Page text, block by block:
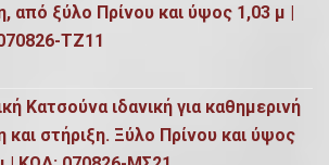
από ξύλο Πρίνου και ύψος 1,03 μ |
ΤΖ11
Κατσούνα ιδανική για καθημερινή
και στήριξη. Ξύλο Πρίνου και ύψος